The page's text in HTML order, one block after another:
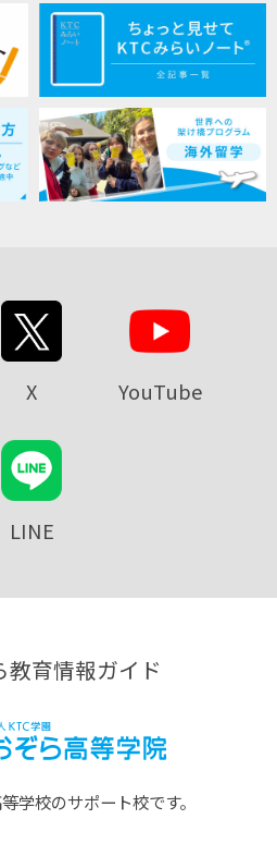
X YouTube
LINE
教育情報ガイド
学校のサポート校です。